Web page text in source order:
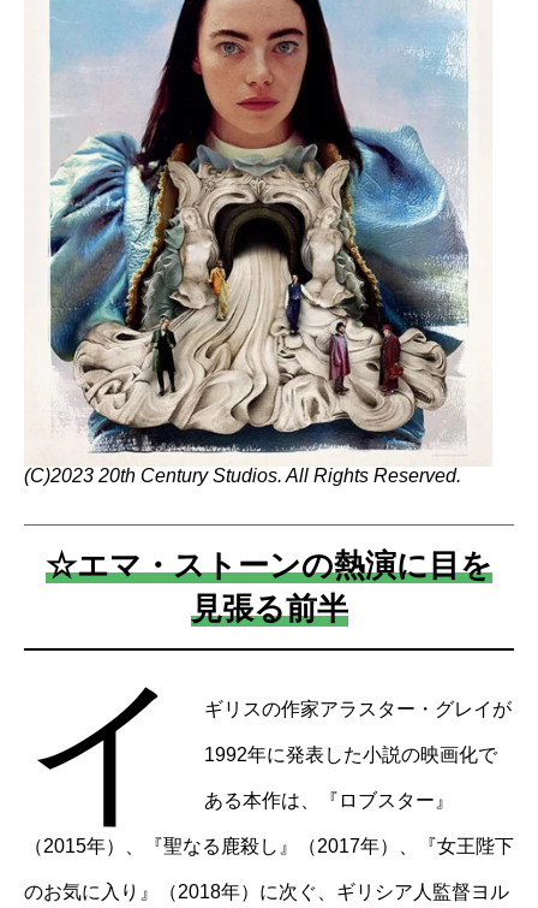
(C)2023 20th Century Studios. All Rights Reserved.
☆エマ・ストーンの熱演に目を
見張る前半
イ ギリスの作家アラスター・グレイが
1992年に発表した小説の映画化で
ある本作は、『ロブスター』
（2015年）、『聖なる鹿殺し』（2017年）、『女王陛下
のお気に入り』（2018年）に次ぐ、ギリシア人監督ヨル